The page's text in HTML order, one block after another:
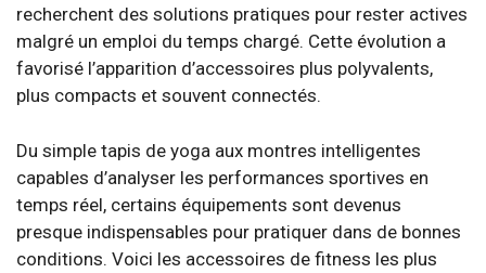
recherchent des solutions pratiques pour rester actives
malgré un emploi du temps chargé. Cette évolution a
favorisé l’apparition d’accessoires plus polyvalents,
plus compacts et souvent connectés.
Du simple tapis de yoga aux montres intelligentes
capables d’analyser les performances sportives en
temps réel, certains équipements sont devenus
presque indispensables pour pratiquer dans de bonnes
conditions. Voici les accessoires de fitness les plus